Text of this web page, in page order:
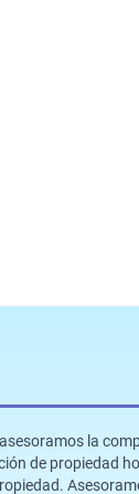
la
de propiedad